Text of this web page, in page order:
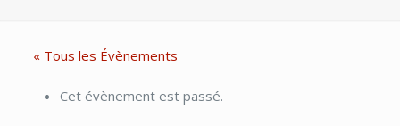
« Tous les Évènements
Cet évènement est passé.